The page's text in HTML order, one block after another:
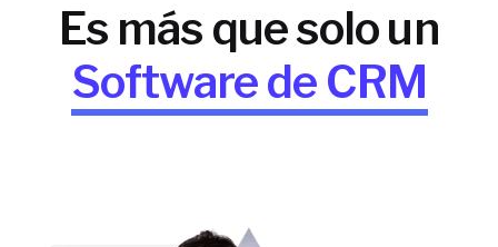
Es más que solo un
Software de CRM